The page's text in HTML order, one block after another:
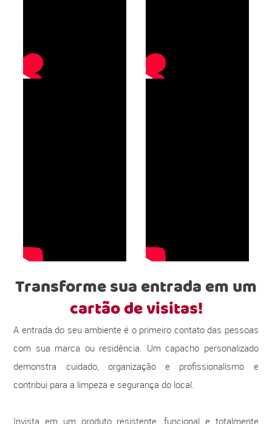
Transforme sua entrada em um
cartão de visitas!
A entrada do seu ambiente é o primeiro contato das pessoas
com sua marca ou residência. Um capacho personalizado
demonstra cuidado, organização e profissionalismo e
contribui para a limpeza e segurança do local.
Invista em um produto resistente, funcional e totalmente